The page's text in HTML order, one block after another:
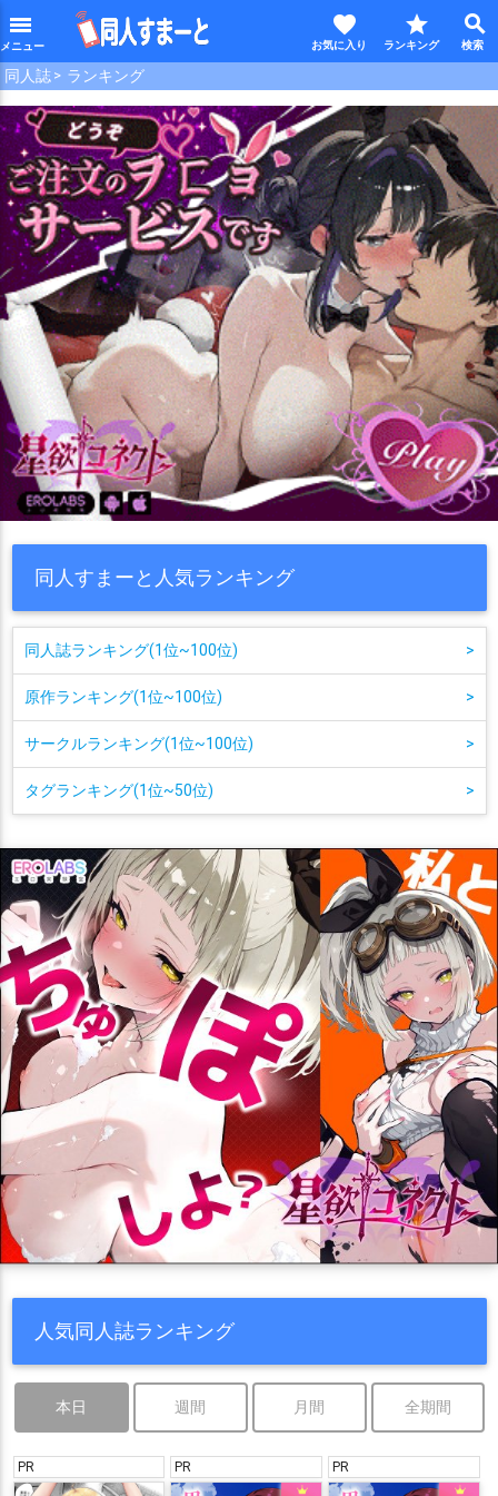
menu search
star
favorite
同人誌 ランキング
同人すまーと人気ランキング
同人誌ランキング(1位~100位) >
原作ランキング(1位~100位) >
サークルランキング(1位~100位) >
タグランキング(1位~50位) >
人気同人誌ランキング
本日 週間 月間 全期間
PR PR PR